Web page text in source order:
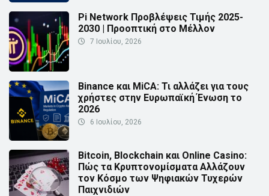
Pi Network Προβλέψεις Τιμής 2025-
2030 | Προοπτική στο Μέλλον
7 Ιουλίου, 2026
Binance και MiCA: Τι αλλάζει για τους
χρήστες στην Ευρωπαϊκή Ένωση το
2026
6 Ιουλίου, 2026
Bitcoin, Blockchain και Online Casino:
Πώς τα Κρυπτονομίσματα Αλλάζουν
τον Κόσμο των Ψηφιακών Τυχερών
Παιχνιδιών